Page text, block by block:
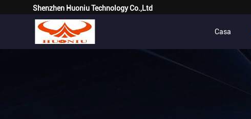
Shenzhen Huoniu Technology Co.,Ltd
Casa